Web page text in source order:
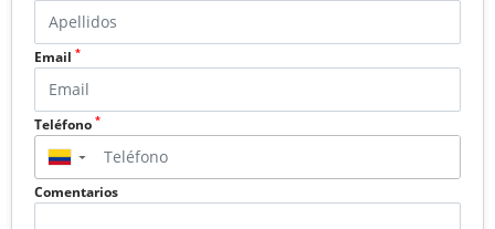
Email *
Teléfono *
▼
Comentarios